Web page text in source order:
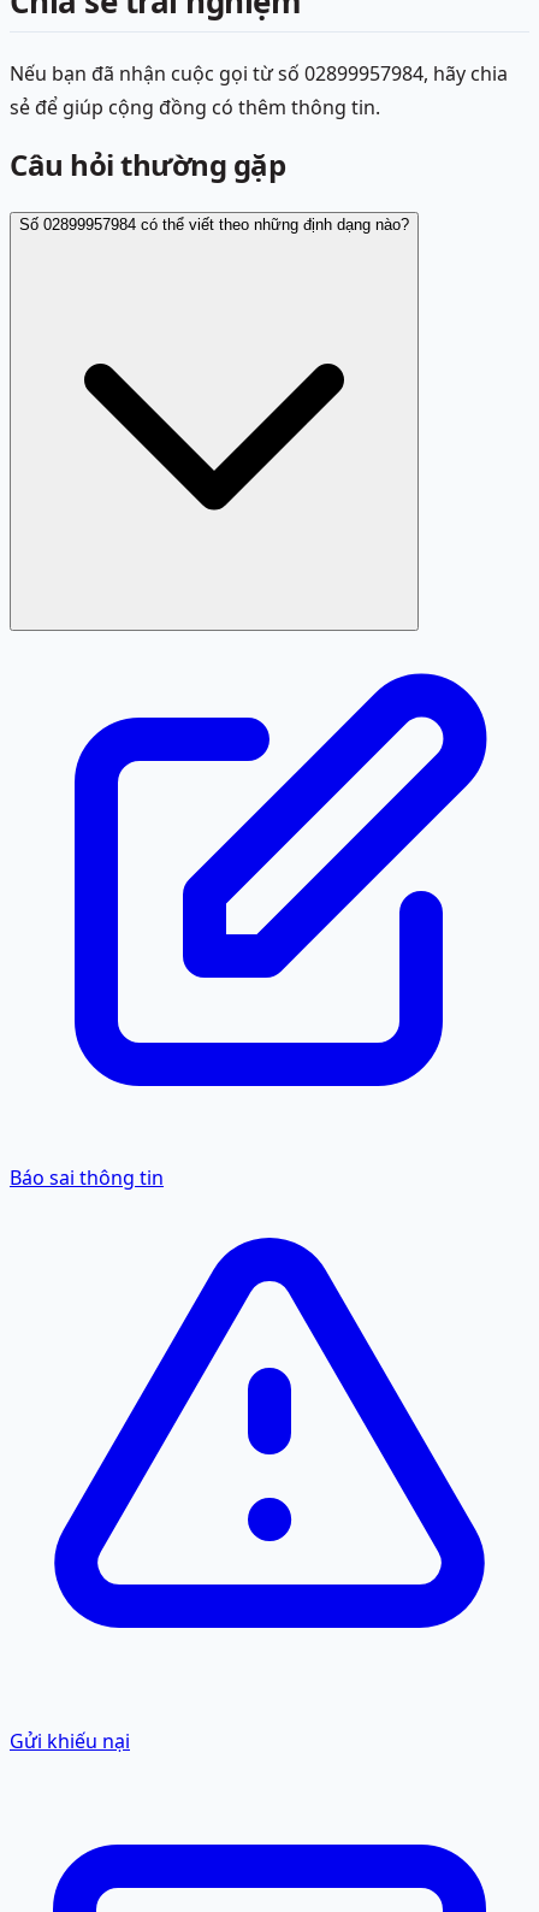
Nếu bạn đã nhận cuộc gọi từ số 02899957984, hãy chia
sẻ để giúp cộng đồng có thêm thông tin.
Câu hỏi thường gặp
Số 02899957984 có thể viết theo những định dạng nào?
Định dạng chuẩn là 02899957984. Các cách viết sau đây
đều được quy về cùng một số khi tra cứu: 028 99957984,
028 9995 7984, +842899957984, +84 28 99957984.
Báo sai thông tin
Gửi khiếu nại